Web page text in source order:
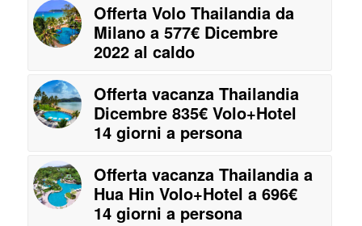
Offerta Volo Thailandia da
Milano a 577€ Dicembre
2022 al caldo
Offerta vacanza Thailandia
Dicembre 835€ Volo+Hotel
14 giorni a persona
Offerta vacanza Thailandia a
Hua Hin Volo+Hotel a 696€
14 giorni a persona